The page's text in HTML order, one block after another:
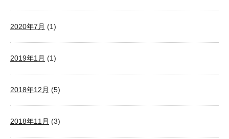
2020年7月 (1)
2019年1月 (1)
2018年12月 (5)
2018年11月 (3)